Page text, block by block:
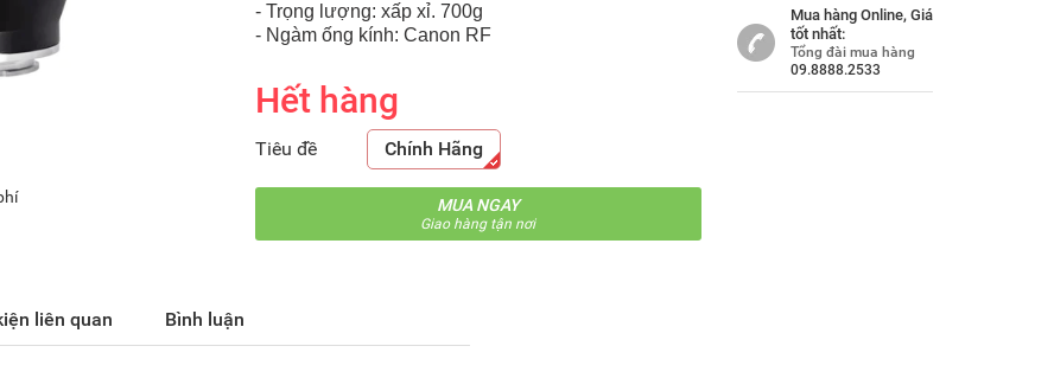
- Trọng lượng: xấp xỉ. 700g
- Ngàm ống kính: Canon RF
Hết hàng
Tiêu đề Chính Hãng
MUA NGAY
Giao hàng tận nơi
Mua hàng Online, Giá
tốt nhất:
Tổng đài mua hàng
09.8888.2533
liên quan Bình luận